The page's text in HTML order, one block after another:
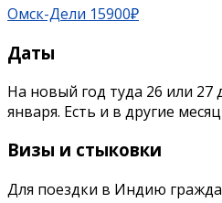
Омск-Дели 15900₽
Даты
На новый год туда 26 или 27
января. Есть и в другие
Визы и стыковки
Для поездки в Индию